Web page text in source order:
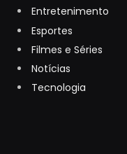
Entretenimento
Esportes
Filmes e Séries
Notícias
Tecnologia